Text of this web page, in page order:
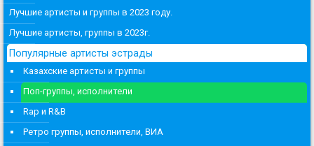
Лучшие артисты и группы в 2023 году.
Лучшие артисты, группы в 2023г.
Популярные артисты эстрады
Казахские артисты и группы
Поп-группы, исполнители
Rap и R&B
Ретро группы, исполнители, ВИА